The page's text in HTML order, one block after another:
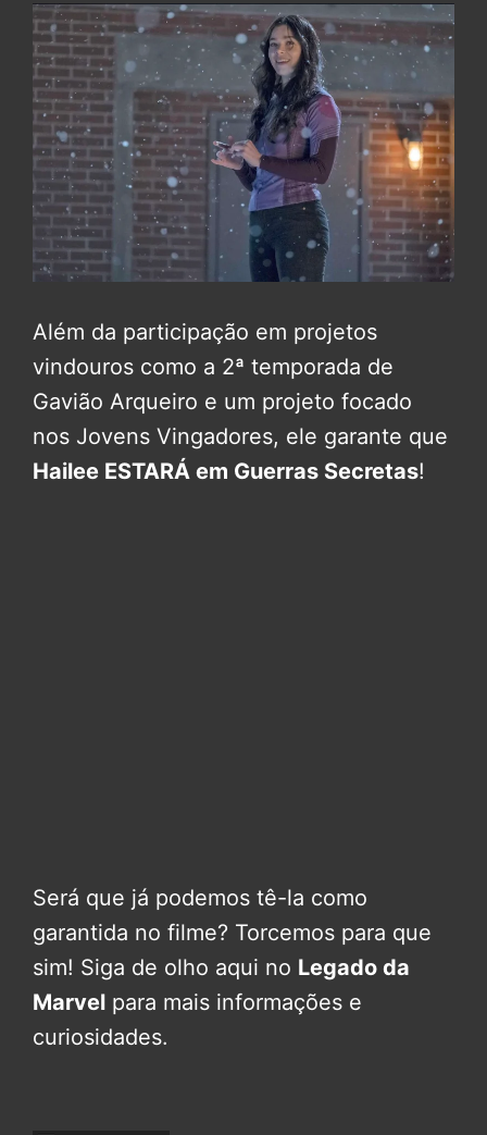
Além da participação em projetos
vindouros como a 2ª temporada de
Gavião Arqueiro e um projeto focado
nos Jovens Vingadores, ele garante que
Hailee ESTARÁ em Guerras Secretas!
Será que já podemos tê-la como
garantida no filme? Torcemos para que
sim! Siga de olho aqui no Legado da
Marvel para mais informações e
curiosidades.